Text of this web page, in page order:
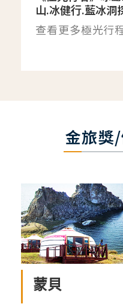
山.冰健行.藍冰洞
查看更多極光行
金旅獎
蒙貝